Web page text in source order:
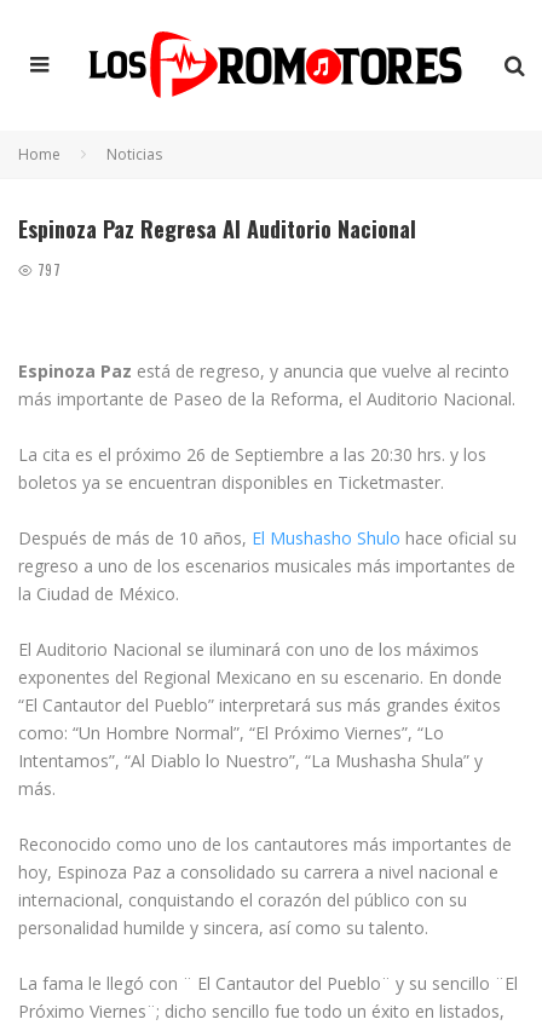
Home Noticias
Espinoza Paz Regresa Al Auditorio Nacional
797
Espinoza Paz está de regreso, y anuncia que vuelve al recinto
más importante de Paseo de la Reforma, el Auditorio Nacional.
La cita es el próximo 26 de Septiembre a las 20:30 hrs. y los
boletos ya se encuentran disponibles en Ticketmaster.
Después de más de 10 años, El Mushasho Shulo hace oficial su
regreso a uno de los escenarios musicales más importantes de
la Ciudad de México.
El Auditorio Nacional se iluminará con uno de los máximos
exponentes del Regional Mexicano en su escenario. En donde
“El Cantautor del Pueblo” interpretará sus más grandes éxitos
como: “Un Hombre Normal”, “El Próximo Viernes”, “Lo
Intentamos”, “Al Diablo lo Nuestro”, “La Mushasha Shula” y
más.
Reconocido como uno de los cantautores más importantes de
hoy, Espinoza Paz a consolidado su carrera a nivel nacional e
internacional, conquistando el corazón del público con su
personalidad humilde y sincera, así como su talento.
La fama le llegó con ¨ El Cantautor del Pueblo¨ y su sencillo ¨El
Próximo Viernes¨; dicho sencillo fue todo un éxito en listados,